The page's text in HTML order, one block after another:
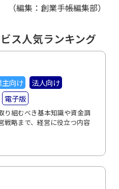
（編集：創業手帳編集部）
ス人気ランキング
向け
法人向け
電子版
り組むべき基本知識や資金調
戦略まで、経営に役立つ内容